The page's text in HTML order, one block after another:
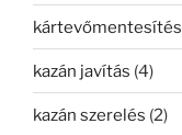
kártevőmentesítés
kazán javítás (4)
kazán szerelés (2)